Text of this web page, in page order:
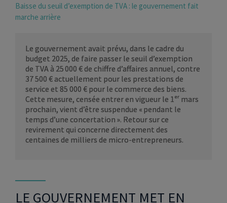
Baisse du seuil d’exemption de TVA : le gouvernement fait
marche arrière
Le gouvernement avait prévu, dans le cadre du
budget 2025, de faire passer le seuil d’exemption
de TVA à 25 000 € de chiffre d’affaires annuel, contre
37 500 € actuellement pour les prestations de
service et 85 000 € pour le commerce des biens.
Cette mesure, censée entrer en vigueur le 1ᵉʳ mars
prochain, vient d’être suspendue « pendant le
temps d’une concertation ». Retour sur ce
revirement qui concerne directement des
centaines de milliers de micro-entrepreneurs.
LE GOUVERNEMENT MET EN